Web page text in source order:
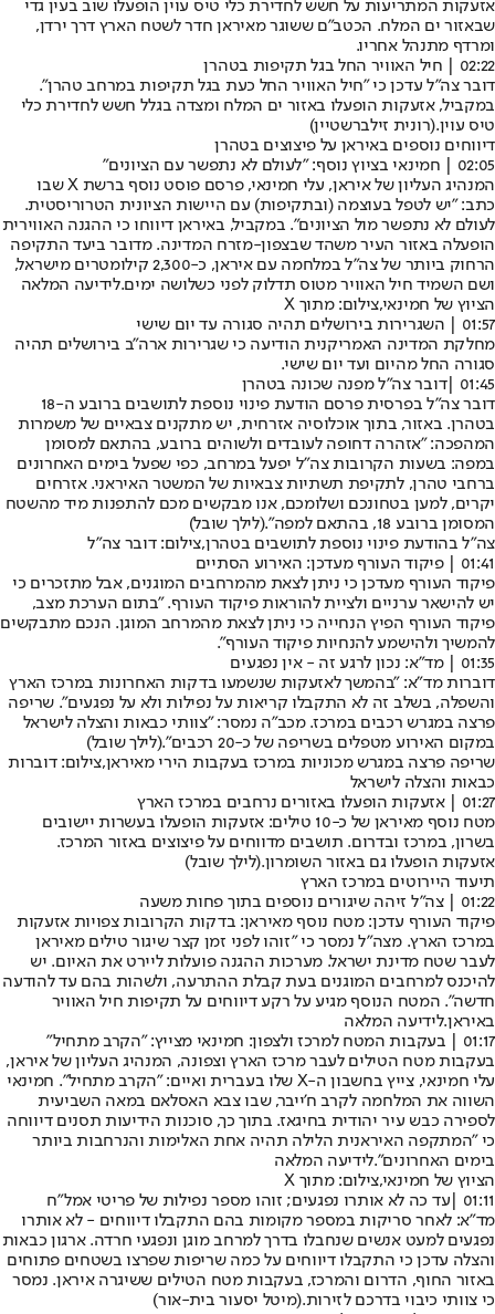
אזעקות המתריעות על חשש לחדירת כלי טיס עוין הופעלו שוב בעין גדי
שבאזור ים המלח. הכטב"ם ששוגר מאיראן חדר לשטח הארץ דרך ירדן,
ומרדף מתנהל אחריו.
02:22 | חיל האוויר החל בגל תקיפות בטהרן
דובר צה"ל עדכן כי "חיל האוויר החל כעת בגל תקיפות במרחב טהרן".
במקביל, אזעקות הופעלו באזור ים המלח ומצדה בגלל חשש לחדירת כלי
טיס עוין.(רונית זילברשטיין)
דיווחים נוספים באיראן על פיצוצים בטהרן
02:05 | חמינאי בציוץ נוסף: "לעולם לא נתפשר עם הציונים"
המנהיג העליון של איראן, עלי חמינאי, פרסם פוסט נוסף ברשת X שבו
כתב: "יש לטפל בעוצמה (ובתקיפות) עם היישות הציונית הטרוריסטית.
לעולם לא נתפשר מול הציונים". במקביל, באיראן דיווחו כי ההגנה האווירית
הופעלה באזור העיר משהד שבצפון-מזרח המדינה. מדובר ביעד התקיפה
הרחוק ביותר של צה"ל במלחמה עם איראן, כ-2,300 קילומטרים מישראל,
ושם השמיד חיל האוויר מטוס תדלוק לפני כשלושה ימים.לידיעה המלאה
הציוץ של חמינאי,צילום: מתוך X
01:57 | השגרירות בירושלים תהיה סגורה עד יום שישי
מחלקת המדינה האמריקנית הודיעה כי שגרירות ארה"ב בירושלים תהיה
סגורה החל מהיום ועד יום שישי.
01:45 |
דובר צה"ל מפנה שכונה בטהרן
דובר צה"ל בפרסית פרסם הודעת פינוי נוספת לתושבים ברובע ה-18
בטהרן. באזור, בתוך אוכלוסיה אזרחית, יש מתקנים צבאיים של משמרות
המהפכה: "אזהרה דחופה לעובדים ולשוהים ברובע, בהתאם למסומן
במפה: בשעות הקרובות צה"ל יפעל במרחב, כפי שפעל בימים האחרונים
ברחבי טהרן, לתקיפת תשתיות צבאיות של המשטר האיראני. אזרחים
יקרים, למען בטחונכם ושלומכם, אנו מבקשים מכם להתפנות מיד מהשטח
המסומן ברובע 18, בהתאם למפה".
(לילך שובל)
צה״ל בהודעת פינוי נוספת לתושבים בטהרן,צילום: דובר צה"ל
01:41 | פיקוד העורף מעדכן: האירוע הסתיים
פיקוד העורף מעדכן כי ניתן לצאת מהמרחבים המוגנים, אבל מתזכרים כי
יש להישאר ערניים ולציית להוראות פיקוד העורף. "בתום הערכת מצב,
פיקוד העורף הפיץ הנחייה כי ניתן לצאת מהמרחב המוגן. הנכם מתבקשים
להמשיך ולהישמע להנחיות פיקוד העורף".
01:35 | מד"א: נכון לרגע זה - אין נפגעים
דוברות מד"א: "בהמשך לאזעקות שנשמעו בדקות האחרונות במרכז הארץ
והשפלה, בשלב זה לא התקבלו קריאות על נפילות ולא על נפגעים". שריפה
פרצה במגרש רכבים במרכז. מכב"ה נמסר: "צוותי כבאות והצלה לישראל
במקום האירוע מטפלים בשריפה של כ-20 רכבים".
(לילך שובל)
שריפה פרצה במגרש מכוניות במרכז בעקבות הירי מאיראן,צילום: דוברות
כבאות והצלה לישראל
01:27 | אזעקות הופעלו באזורים נרחבים במרכז הארץ
מטח נוסף מאיראן של כ-10 טילים: אזעקות הופעלו בעשרות יישובים
בשרון, במרכז ובדרום. תושבים מדווחים על פיצוצים באזור המרכז.
אזעקות הופעלו גם באזור השומרון.(לילך שובל)
תיעוד היירוטים במרכז הארץ
01:22 | צה"ל זיהה שיגורים נוספים בתוך פחות משעה
פיקוד העורף עדכן: מטח נוסף מאיראן: בדקות הקרובות צפויות אזעקות
במרכז הארץ. מצה"ל נמסר כי "זוהו לפני זמן קצר שיגור טילים מאיראן
לעבר שטח מדינת ישראל. מערכות ההגנה פועלות ליירט את האיום. יש
להיכנס למרחבים המוגנים בעת קבלת ההתרעה, ולשהות בהם עד להודעה
חדשה". המטח הנוסף מגיע על רקע דיווחים על תקיפות חיל האוויר
באיראן.לידיעה המלאה
01:17 | בעקבות המטח למרכז ולצפון: חמינאי מצייץ: "הקרב מתחיל"
בעקבות מטח הטילים לעבר מרכז הארץ וצפונה, המנהיג העליון של איראן,
עלי חמינאי, צייץ בחשבון ה-X שלו בעברית ואיים: "הקרב מתחיל". חמינאי
השווה את המלחמה לקרב ח'ייבר, שבו צבא האסלאם במאה השביעית
לספירה כבש עיר יהודית בחיגאז. בתוך כך, סוכנות הידיעות תסנים דיווחה
כי "המתקפה האיראנית הלילה תהיה אחת האלימות והנרחבות ביותר
בימים האחרונים".לידיעה המלאה
הציוץ של חמינאי,צילום: מתוך X
01:11 |
עד כה לא אותרו נפגעים; זוהו מספר נפילות של פריטי אמל"ח
מד"א: לאחר סריקות במספר מקומות בהם התקבלו דיווחים - לא אותרו
נפגעים למעט אנשים שנחבלו בדרך למרחב מוגן ונפגעי חרדה. ארגון כבאות
והצלה עדכן כי התקבלו דיווחים על כמה שריפות שפרצו בשטחים פתוחים
באזור החוף, הדרום והמרכז, בעקבות מטח הטילים ששיגרה איראן. נמסר
כי צוותי כיבוי בדרכם לזירות.(מיטל יסעור בית-אור)